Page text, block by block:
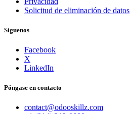
Solicitud de eliminación de datos
Síguenos
Facebook
X
LinkedIn
Póngase en contacto
contact@odooskillz.com